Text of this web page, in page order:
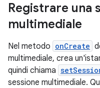
Registrare una
multimediale
Nel metodo onCreate
multimediale, crea
quindi chiama
sessione multimediale.